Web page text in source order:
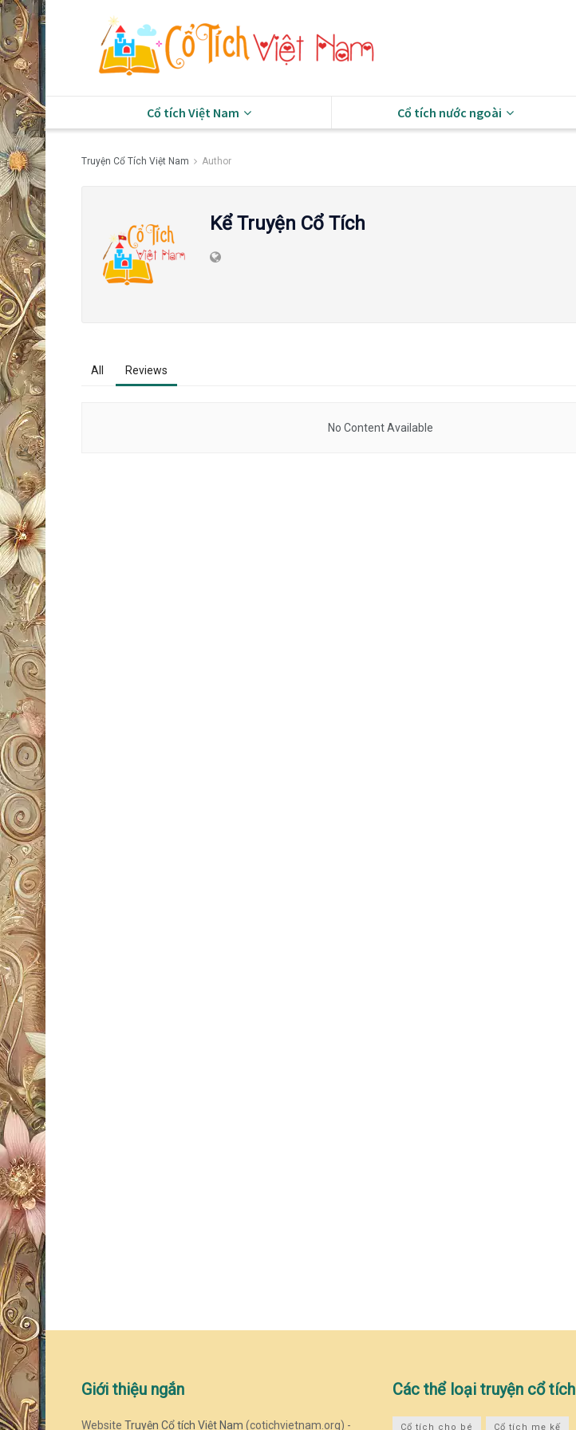
Cổ tích Việt Nam Cổ tích nước ngoài
Truyện Cổ Tích Việt Nam Author
Kể Truyện Cổ Tích
All Reviews
No Content Available
Giới thiệu ngắn
Website Truyện Cổ tích Việt Nam (cotichvietnam.org) -
Các thể loại truyện cổ tích
Cổ tích cho bé Cổ tích mẹ kế